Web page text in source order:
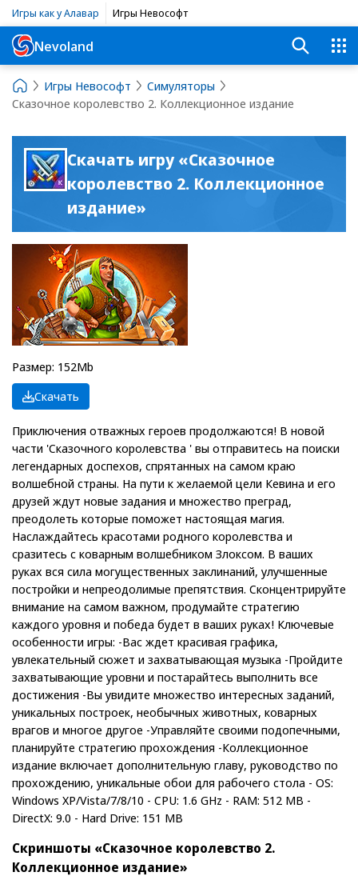
Игры как у Алавар Игры Невософт
Nevoland
Игры Невософт
Симуляторы
Сказочное королевство 2. Коллекционное издание
Скачать игру «Сказочное
королевство 2. Коллекционное
издание»
Размер: 152Mb
Скачать
Приключения отважных героев продолжаются! В новой
части 'Сказочного королевства ' вы отправитесь на поиски
легендарных доспехов, спрятанных на самом краю
волшебной страны. На пути к желаемой цели Кевина и его
друзей ждут новые задания и множество преград,
преодолеть которые поможет настоящая магия.
Наслаждайтесь красотами родного королевства и
сразитесь с коварным волшебником Злоксом. В ваших
руках вся сила могущественных заклинаний, улучшенные
постройки и непреодолимые препятствия. Сконцентрируйте
внимание на самом важном, продумайте стратегию
каждого уровня и победа будет в ваших руках! Ключевые
особенности игры: -Вас ждет красивая графика,
увлекательный сюжет и захватывающая музыка -Пройдите
захватывающие уровни и постарайтесь выполнить все
достижения -Вы увидите множество интересных заданий,
уникальных построек, необычных животных, коварных
врагов и многое другое -Управляйте своими подопечными,
планируйте стратегию прохождения -Коллекционное
издание включает дополнительную главу, руководство по
прохождению, уникальные обои для рабочего стола - OS:
Windows XP/Vista/7/8/10 - CPU: 1.6 GHz - RAM: 512 MB -
DirectX: 9.0 - Hard Drive: 151 MB
Скриншоты «Сказочное королевство 2.
Коллекционное издание»